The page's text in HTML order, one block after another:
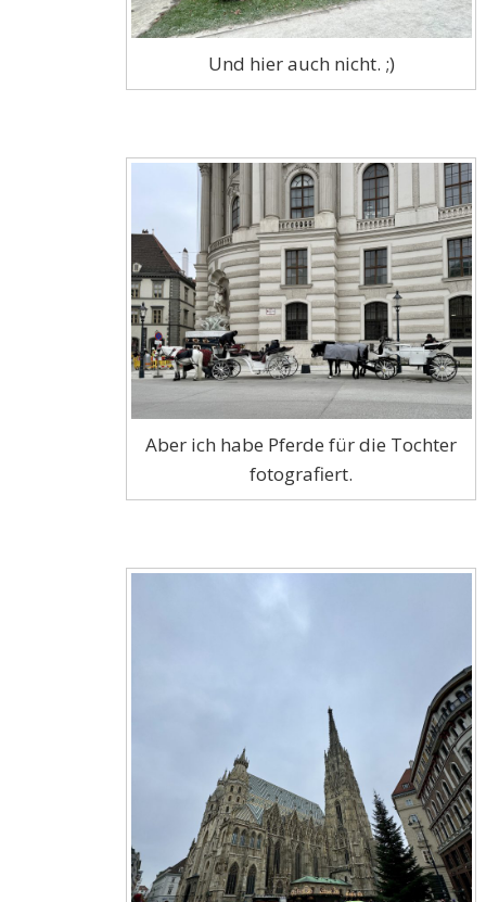
Und hier auch nicht. ;)
Aber ich habe Pferde für die Tochter
fotografiert.